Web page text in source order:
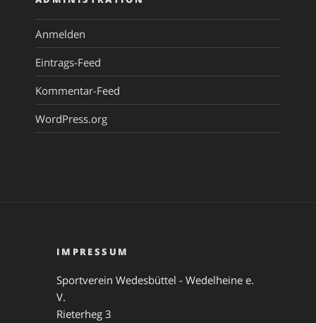
Anmelden
Eintrags-Feed
Kommentar-Feed
WordPress.org
IMPRESSUM
Sportverein Wedesbüttel - Wedelheine e.
V.
Rieterheg 3